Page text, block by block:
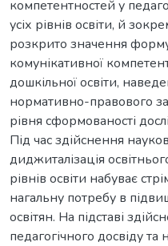
компетентностей у
усіх рівнів освіти, й
розкрито значення
комунікативної
дошкільної освіти,
нормативно-правового
рівня сформованості
Під час здійснення
диджиталізація
рівнів освіти набуває
нагальну потребу в
освітян. На підставі
педагогічного досвіду